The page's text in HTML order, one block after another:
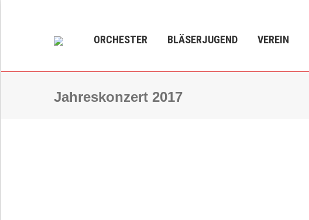
ORCHESTER BLÄSERJUGEND VEREIN
Jahreskonzert 2017